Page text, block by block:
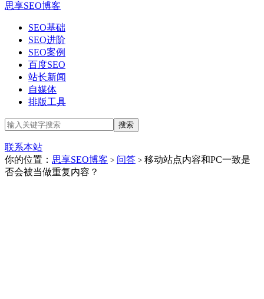
思享SEO博客
SEO基础
SEO进阶
SEO案例
百度SEO
站长新闻
自媒体
排版工具
联系本站
你的位置： 思享SEO博客 > 问答 > 移动站点内容和PC一致是
否会被当做重复内容？